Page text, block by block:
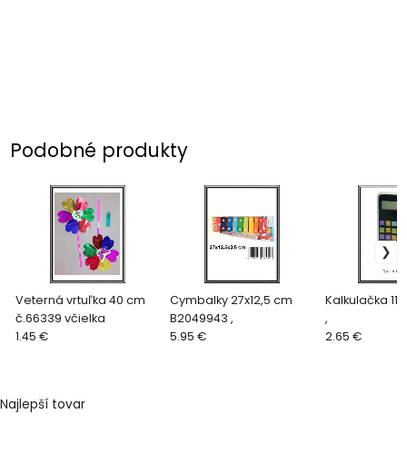
Podobné produkty
Veterná vrtuľka 40 cm
č.66339 včielka
1.45 €
Cymbalky 27x12,5 cm
B2049943 ,
5.95 €
Kalkulačka 11
,
2.65 €
Najlepší tovar